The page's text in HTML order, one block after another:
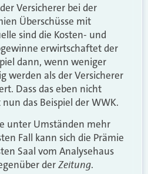
Versicherer bei der
Überschüsse mit
sind die Kosten- und
erwirtschaftet der
dann, wenn weniger
werden als der Versicherer
Dass das eben nicht
das Beispiel der WWK.
unter Umständen mehr
Fall kann sich die Prämie
Saal vom Analysehaus
derZeitung.